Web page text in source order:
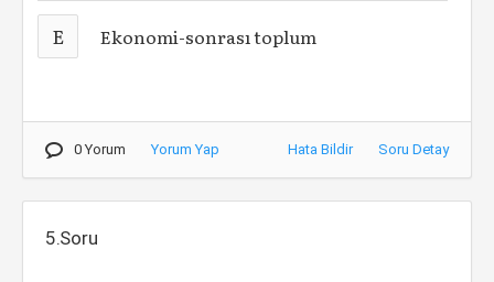
E Ekonomi-sonrası toplum
0 Yorum Yorum Yap Hata Bildir Soru Detay
5.Soru